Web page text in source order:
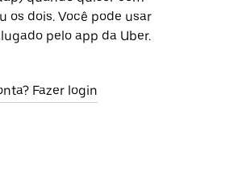
os dois. Você pode usar
pelo app da Uber.
Fazer login